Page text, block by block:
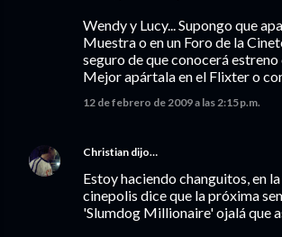
Wendy y Lucy... Supongo que
Muestra o en un Foro de la
seguro de que conocerá
Mejor apártala en el Flixter o
12 de febrero de 2009 a las 2:15 p.m.
Christian dijo…
Estoy haciendo changuitos, en
cinepolis dice que la próxima
'Slumdog Millionaire' ojalá que